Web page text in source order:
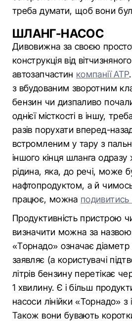
треба думати, щоб вони
ШЛАНГ-НАСОС
Дивовижна за своєю
конструкція від
автозапчастин компанії ATP
з вбудованим зворотним
бензин чи дизпаливо
однієї місткості в іншу,
разів порухати вперед-
встромленим у тару з
іншого кінця шланга
рідина, яка, до речі, може
нафтопродуктом, а й
працює, можна подивитись
Продуктивність пристрою
визначити можна за
«Торнадо» означає
заявляє (а користувачі
літрів бензину перетікає
1 хвилину. Є і більш
насоси лінійки «Торнадо» з
Також вони бувають